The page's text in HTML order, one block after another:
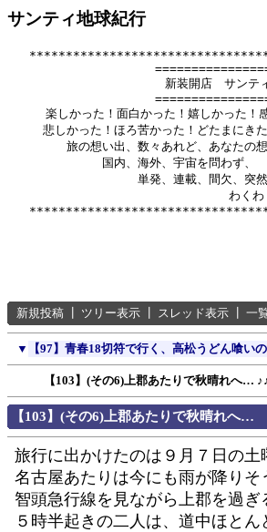
サンティ地球紀行
　　
　      新装開店　サンテ
　　
楽しかった！面白かった！嬉しかった！感
悲しかった！ほろ苦かった！どたまにきた
旅の想い出、数々あれど、あなたの想い
国内、海外、宇宙を問わず、
単発、連載、間欠、突然、な
わくわく、ドキドキ、
新規投稿 ツリー表示 スレッド表示 一
▼ 【97】青春18切符で行く、高松うどん喰い
【103】(その6)上郡あたりで秋晴れへ…
【103】(その6)上郡あたりで秋晴れへ…
旅行に出かけたのは９月７日の土
名古屋あたりは今にも雨が降り
智頭急行線を見ながら上郡を過
５時半起きの二人は、道中ほとん